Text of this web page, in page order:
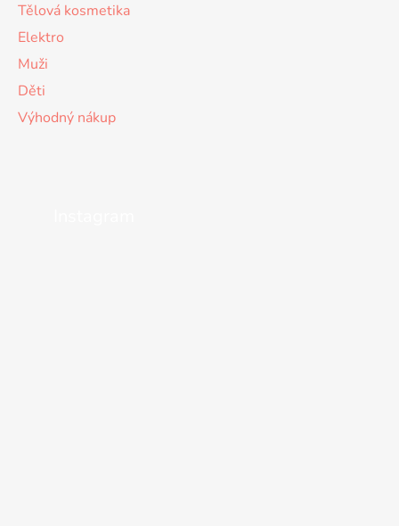
Tělová kosmetika
Elektro
Muži
Děti
Výhodný nákup